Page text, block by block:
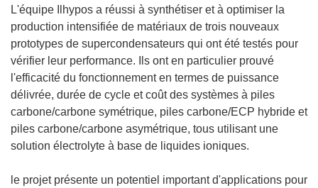
L'équipe Ilhypos a réussi à synthétiser et à optimiser la
production intensifiée de matériaux de trois nouveaux
prototypes de supercondensateurs qui ont été testés pour
vérifier leur performance. Ils ont en particulier prouvé
l'efficacité du fonctionnement en termes de puissance
délivrée, durée de cycle et coût des systèmes à piles
carbone/carbone symétrique, piles carbone/ECP hybride et
piles carbone/carbone asymétrique, tous utilisant une
solution électrolyte à base de liquides ioniques.
le projet présente un potentiel important d'applications pour